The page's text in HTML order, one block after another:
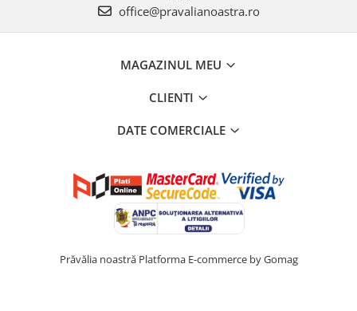
office@pravalianoastra.ro
MAGAZINUL MEU
CLIENTI
DATE COMERCIALE
Prăvălia noastră Platforma E-commerce by Gomag